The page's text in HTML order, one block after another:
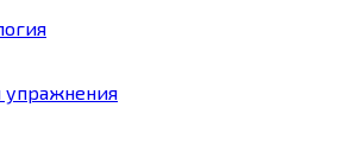
упражнения